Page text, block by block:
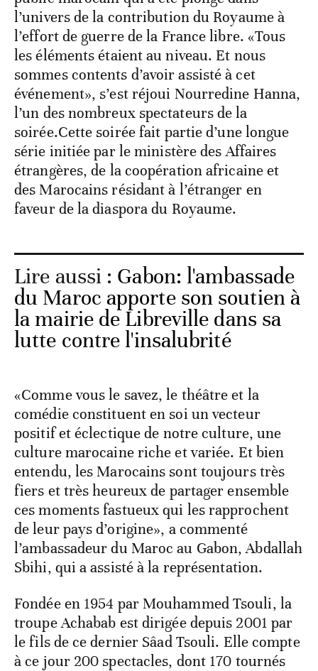
l’univers de la contribution du Royaume à
l’effort de guerre de la France libre. «Tous
les éléments étaient au niveau. Et nous
sommes contents d’avoir assisté à cet
événement», s’est réjoui Nourredine Hanna,
l’un des nombreux spectateurs de la
soirée.Cette soirée fait partie d’une longue
série initiée par le ministère des Affaires
étrangères, de la coopération africaine et
des Marocains résidant à l’étranger en
faveur de la diaspora du Royaume.
Lire aussi : Gabon: l'ambassade
du Maroc apporte son soutien à
la mairie de Libreville dans sa
lutte contre l'insalubrité
«Comme vous le savez, le théâtre et la
comédie constituent en soi un vecteur
positif et éclectique de notre culture, une
culture marocaine riche et variée. Et bien
entendu, les Marocains sont toujours très
fiers et très heureux de partager ensemble
ces moments fastueux qui les rapprochent
de leur pays d’origine», a commenté
l’ambassadeur du Maroc au Gabon, Abdallah
Sbihi, qui a assisté à la représentation.
Fondée en 1954 par Mouhammed Tsouli, la
troupe Achabab est dirigée depuis 2001 par
le fils de ce dernier Sâad Tsouli. Elle compte
à ce jour 200 spectacles, dont 170 tournés